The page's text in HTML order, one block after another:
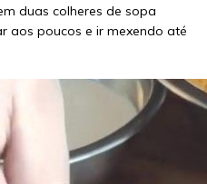
duas colheres de sopa
aos poucos e ir mexendo até